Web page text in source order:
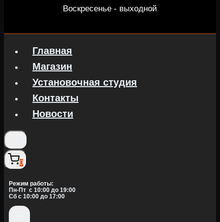
Воскресенье - выходной
Главная
Магазин
Установочная студия
Контакты
Новости
0
Режим работы:
Пн-Пт c 10:00 до 19:00
Сб с 10:00 до 17:00